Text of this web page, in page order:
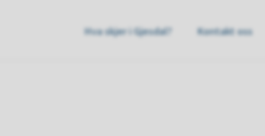
Hva skjer i Gjesdal? Kontakt oss